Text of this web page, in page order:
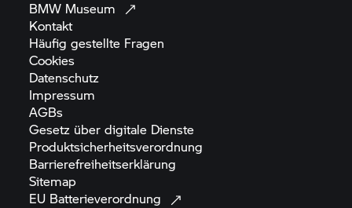
BMW Museum
Kontakt
Häufig gestellte Fragen
Cookies
Datenschutz
Impressum
AGBs
Gesetz über digitale Dienste
Produktsicherheitsverordnung
Barrierefreiheitserklärung
Sitemap
EU Batterieverordnung